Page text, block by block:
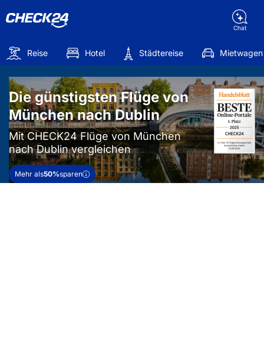
Chat
Reise Hotel Städtereise Mietwagen
Die günstigsten Flüge von
München nach Dublin
Mit CHECK24 Flüge von München
nach Dublin vergleichen
Mehr als50%sparen